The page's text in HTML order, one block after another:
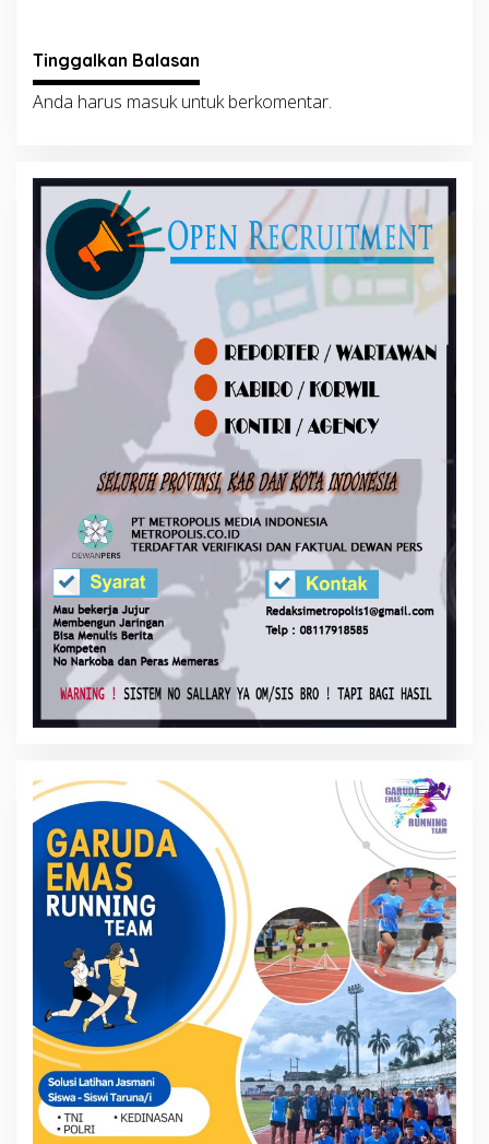
Tinggalkan Balasan
Anda harus masukuntuk berkomentar.